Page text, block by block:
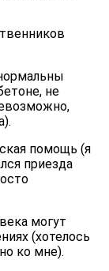
не
помощь (я
приезда
могут
(хотелось
ко мне).